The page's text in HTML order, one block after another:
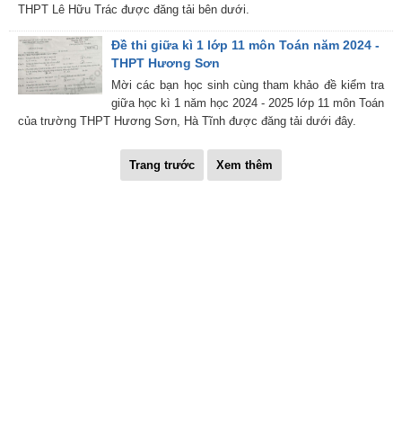
THPT Lê Hữu Trác được đăng tải bên dưới.
Đề thi giữa kì 1 lớp 11 môn Toán năm 2024 -
THPT Hương Sơn
Mời các bạn học sinh cùng tham khảo đề kiểm tra
giữa học kì 1 năm học 2024 - 2025 lớp 11 môn Toán
của trường THPT Hương Sơn, Hà Tĩnh được đăng tải dưới đây.
Trang trước Xem thêm